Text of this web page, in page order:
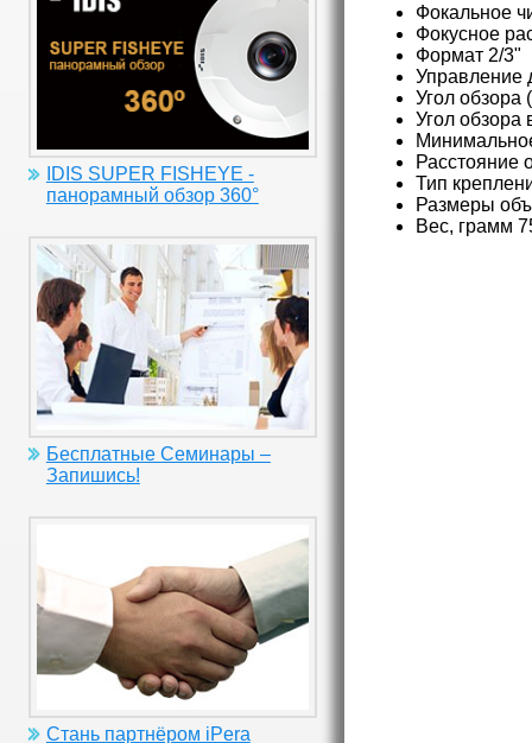
IDIS SUPER FISHEYE -
панорамный обзор 360°
Бесплатные Семинары –
Запишись!
Стань партнёром iPera
Фокальное
Фокусное
Формат 2/3"
Управление
Угол обзора
Угол обзора
Расстояние
Тип
Размеры
Вес, грамм